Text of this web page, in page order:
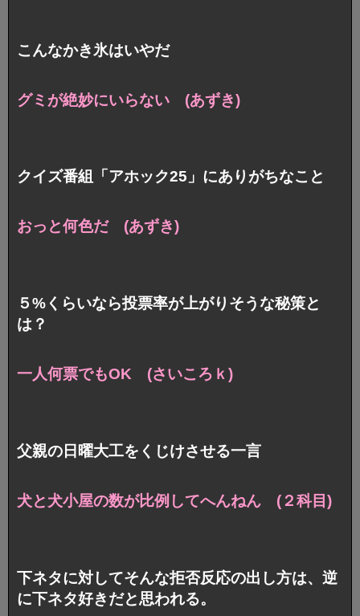
こんなかき氷はいやだ
グミが絶妙にいらない (あずき)
クイズ番組「アホック25」にありがちなこと
おっと何色だ (あずき)
５%くらいなら投票率が上がりそうな秘策と
は？
一人何票でもOK (さいころｋ)
父親の日曜大工をくじけさせる一言
犬と犬小屋の数が比例してへんねん (２科目)
下ネタに対してそんな拒否反応の出し方は、逆
に下ネタ好きだと思われる。